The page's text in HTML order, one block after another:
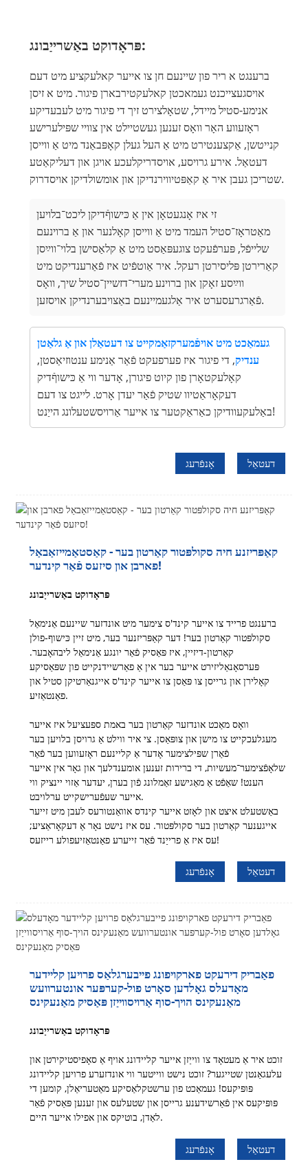
פּראָדוקט באַשרייַבונג:
ברענגט א ריר פון שיינעם חן צו אייער קאלעקציע מיט דעם
אויסגעצייכנט געמאכטן קאלעקטירבארן פיגור. מיט א זיסן
אנימע-סטיל מיידל, שטאָלצירט זיך די פיגור מיט לעבעדיקע
ראָזעווע האָר וואָס זענען געשטיילט אין צוויי שפּילערישע
קנייטשן, אַקצענטירט מיט אַ העל געלן קאָפּבאַנד מיט אַ ווייסן
דעטאַל. אירע גרויסע, אויסדריקלעכע אויגן און דעליקאַטע
שטריכן געבן איר אַ קאַפּטיווירנדיקן און אומשולדיקן אויסדרוק.
זי איז אָנגעטאָן אין אַ כּישוףֿדיקן ליכט־בלויען
מאַטראָז־סטיל העמד מיט אַ ווייסן קאָלנער און אַ ברוינעם
שלייפֿל, פּערפֿעקט צוגעפּאַסט מיט אַ קלאַסישן בלוי־ווײַסן
קאַרירטן פּליסירטן רעקל. איר אַוטפֿיט איז פֿאַרענדיקט מיט
ווײַסע זאָקן און ברוינע מערי־דזשיין־סטיל שיך, וואָס
פֿאַרגרעסערט איר אַלגעמיינעם באַצויבערנדיקן אויסזען.
געמאַכט מיט אויפֿמערקזאַמקייט צו דעטאַלן און אַ גלאַטן
ענדיק, די פיגור איז פערפעקט פֿאַר אַנימע ענטוזיאַסטן,
קאָלעקטאָרן פון קיוט פיגורן, אָדער ווי אַ כּישוףֿדיק
דעקאָראַטיוו שטיק פֿאַר יעדן אָרט. לייגט צו דעם
באַלעקעוודיקן כאַראַקטער צו אייער אַרויסשטעלונג הייַנט!
אָנפֿרעג דעטאַל
קאַפּריזנע חיה סקולפּטור קאַרטון בער - קאַסטאַמייזאַבאַל
פארבן און סיזעס פֿאַר קינדער!
פּראָדוקט באַשרייַבונג
ברענגט פרייד צו אייער קינד'ס צימער מיט אונדזער שיינעם אַנימאַל
סקולפּטור קאַרטון בער! דער קאַפּריזנער בער, מיט זיין כּישוף-פולן
קאַרטון-דיזיין, איז פּאַסיק פֿאַר יונגע אַנימאַל ליבהאָבער.
פּערסאָנאַליזירט אייער בער אין אַ פאַרשיידנקייט פון שפּאַסיקע
קאָלירן און גרייסן צו פּאַסן צו אייער קינד'ס אייגנאַרטיקן סטיל און
פאַנטאַזיע.
וואָס מאַכט אונדזער קאַרטון בער באמת ספּעציעל איז אייער
מעגלעכקייט צו מישן און צופּאַסן. צי איר ווילט אַ גרויסן בלויען בער
פֿאַרן שפּילצימער אָדער אַ קליינעם ראָזעווען בער פֿאַר
שלאָפֿצימער־מעשיות, די ברירות זענען אומענדלעך און גאָר אין אייער
הענט! שאַפֿט אַ מאַגישע זאַמלונג פֿון בערן, יעדער אַזוי יינציק ווי
אייער שעפֿערישקייט ערלויבט.
באַשטעלט איצט און לאָזט אייער קינדס אוואַנטורעס לעבן מיט זייער
אייגענער קאַרטון בער סקולפּטור. עס איז נישט נאָר אַ דעקאָראַציע;
עס איז אַ פרייַנד פֿאַר זייערע פאַנטאַזיעפולע רייזעס!
אָנפֿרעג דעטאַל
פאַבריק דירעקט פארקויפונג פייבערגלאַס פרויען קליידער
מאָדעלס גאָלדען סאָרט פול-קערפּער אונטערוועש
מאַנעקינס הויך-סוף אַרויסווייַזן פּאַסיק מאַנעקינס
פּראָדוקט באַשרייַבונג
זוכט איר אַ מעטאָד צו ווייַזן אייער קליידונג אויף אַ סאָפיסטיקירטן און
עלעגאַנטן שטייגער? זוכט נישט ווייטער ווי אונדזערע פרויען קליידונג
פּופּיקעס! געמאַכט פון ערשטקלאַסיקע מאַטעריאַלן, קומען די
פּופּיקעס אין פֿאַרשידענע גרייסן און שטעלעס און זענען פּאַסיק פֿאַר
לאַדן, בוטיקס און אפילו אייער היים.
אָנפֿרעג דעטאַל